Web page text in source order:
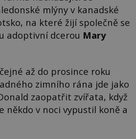
mlýny v kanadské
na které žijí společně se
adoptivní dcerou Mary
až do prosince roku
zimního rána jde jako
zaopatřit zvířata, když
někdo v noci vypustil koně a